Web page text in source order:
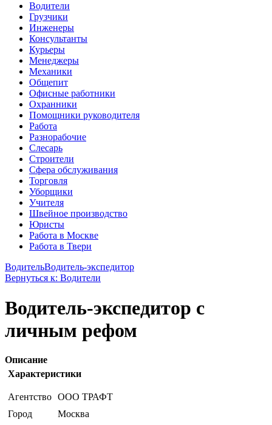
Водители
Грузчики
Инженеры
Консультанты
Курьеры
Менеджеры
Механики
Общепит
Офисные работники
Охранники
Помощники руководителя
Работа
Разнорабочие
Слесарь
Строители
Сфера обслуживания
Торговля
Уборщики
Учителя
Швейное производство
Юристы
Работа в Москве
Работа в Твери
ВодительВодитель-экспедитор
Вернуться к: Водители
Водитель-экспедитор с
личным рефом
Описание
Характеристики
Агентство ООО ТРАФТ
Город
Москва